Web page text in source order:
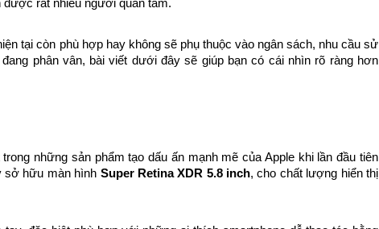
được rất nhiều người quan tâm.
tại còn phù hợp hay không sẽ phụ thuộc vào ngân sách, nhu cầu sử
phân vân, bài viết dưới đây sẽ giúp bạn có cái nhìn rõ ràng hơn
những sản phẩm tạo dấu ấn mạnh mẽ của Apple khi lần đầu tiên
sở hữu màn hình Super Retina XDR 5.8 inch, cho chất lượng hiển thị